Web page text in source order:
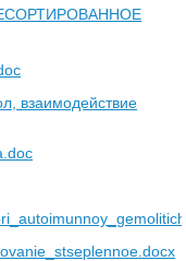
взаимодействие